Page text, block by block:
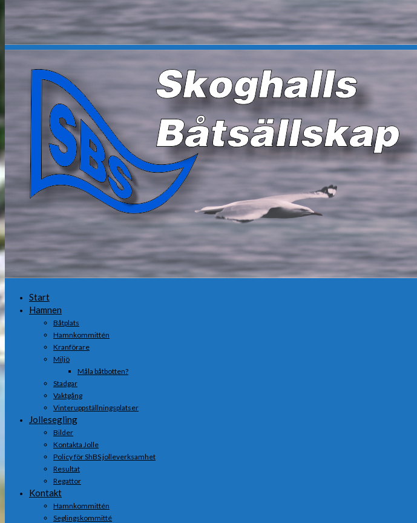
Start
Hamnen
Båtplats
Hamnkommittén
Kranförare
Miljö
Måla båtbotten?
Stadgar
Vaktgång
Vinteruppställningsplatser
Jollesegling
Bilder
Kontakta Jolle
Policy för ShBS jolleverksamhet
Resultat
Regattor
Kontakt
Hamnkommittén
Seglingskommitté